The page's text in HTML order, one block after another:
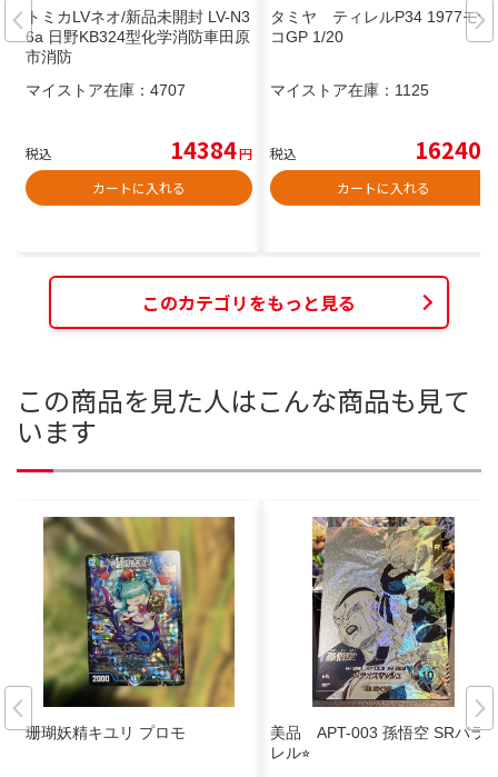
トミカLVネオ/新品未開封 LV-N3
6a 日野KB324型化学消防車田原
市消防
マイストア在庫： 4707
税込 14384円
カートに入れる
タミヤ ティレルP34 1977モナ
コGP 1/20
マイストア在庫： 1125
税込 16240
カートに入れる
このカテゴリをもっと見る
この商品を見た人はこんな商品も見て
います
珊瑚妖精キユリ プロモ
美品 APT-003 孫悟空 SRパラ
レル⭐︎